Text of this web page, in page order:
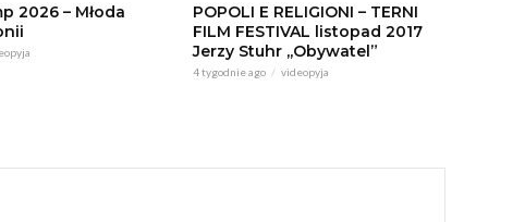
2026 – Młoda
POPOLI E RELIGIONI – TERNI
FILM FESTIVAL listopad 2017
Jerzy Stuhr ,,Obywatel”
4 tygodnie ago videopyja